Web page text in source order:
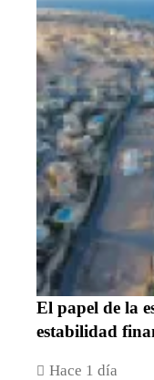
El papel de la
estabilidad
Hace 1 día